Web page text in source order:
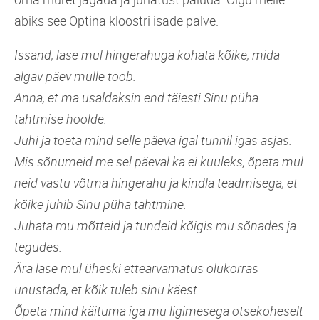
abiks see Optina kloostri isade palve.
Issand, lase mul hingerahuga kohata kõike, mida
algav päev mulle toob.
Anna, et ma usaldaksin end täiesti Sinu püha
tahtmise hoolde.
Juhi ja toeta mind selle päeva igal tunnil igas asjas.
Mis sõnumeid me sel päeval ka ei kuuleks, õpeta mul
neid vastu võtma hingerahu ja kindla teadmisega, et
kõike juhib Sinu püha tahtmine.
Juhata mu mõtteid ja tundeid kõigis mu sõnades ja
tegudes.
Ära lase mul üheski ettearvamatus olukorras
unustada, et kõik tuleb sinu käest.
Õpeta mind käituma iga mu ligimesega otsekoheselt